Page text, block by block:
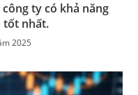
ty có khả năng
tốt nhất.
2025